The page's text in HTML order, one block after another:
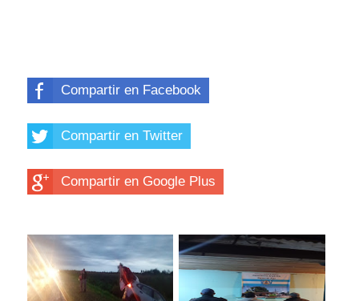
Compartir en Facebook
Compartir en Twitter
Compartir en Google Plus